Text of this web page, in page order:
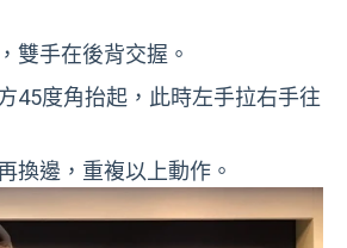
雙手在後背交握。
45度角抬起，此時左手拉右手往
邊，重複以上動作。